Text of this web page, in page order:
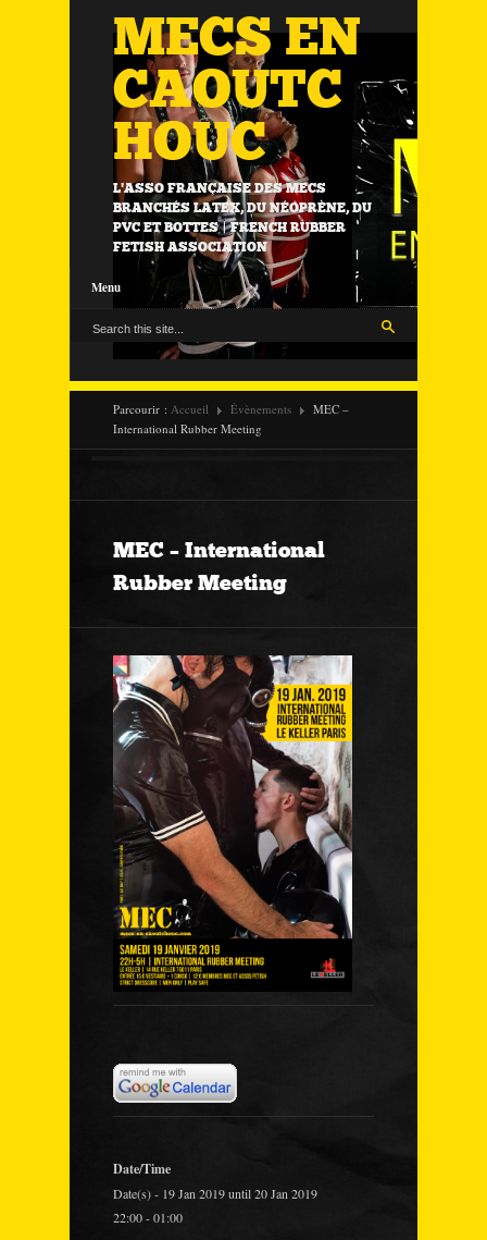
MECS EN
CAOUTC
HOUC
L'ASSO FRANÇAISE DES MECS
BRANCHÉS LATEX, DU NÉOPRÈNE, DU
PVC ET BOTTES | FRENCH RUBBER
FETISH ASSOCIATION
Menu
Parcourir : Accueil Évènements
MEC –
International Rubber Meeting
MEC – International
Rubber Meeting
Date/Time
Date(s) - 19 Jan 2019 until 20 Jan 2019
22:00 - 01:00